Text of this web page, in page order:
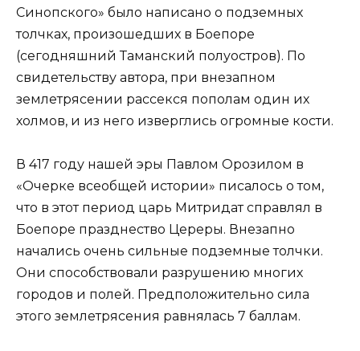
Синопского» было написано о подземных
толчках, произошедших в Боепоре
(сегодняшний Таманский полуостров). По
свидетельству автора, при внезапном
землетрясении рассекся пополам один их
холмов, и из него изверглись огромные кости.
В 417 году нашей эры Павлом Орозилом в
«Очерке всеобщей истории» писалось о том,
что в этот период царь Митридат справлял в
Боепоре празднество Цереры. Внезапно
начались очень сильные подземные толчки.
Они способствовали разрушению многих
городов и полей. Предположительно сила
этого землетрясения равнялась 7 баллам.